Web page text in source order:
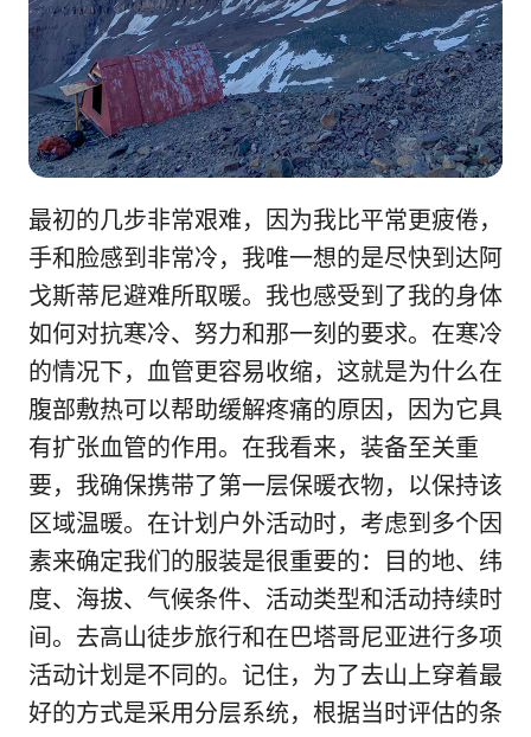
最初的几步非常艰难，因为我比平常更疲倦，
手和脸感到非常冷，我唯一想的是尽快到达阿
戈斯蒂尼避难所取暖。我也感受到了我的身体
如何对抗寒冷、努力和那一刻的要求。在寒冷
的情况下，血管更容易收缩，这就是为什么在
腹部敷热可以帮助缓解疼痛的原因，因为它具
有扩张血管的作用。在我看来，装备至关重
要，我确保携带了第一层保暖衣物，以保持该
区域温暖。在计划户外活动时，考虑到多个因
素来确定我们的服装是很重要的：目的地、纬
度、海拔、气候条件、活动类型和活动持续时
间。去高山徒步旅行和在巴塔哥尼亚进行多项
活动计划是不同的。记住，为了去山上穿着最
好的方式是采用分层系统，根据当时评估的条